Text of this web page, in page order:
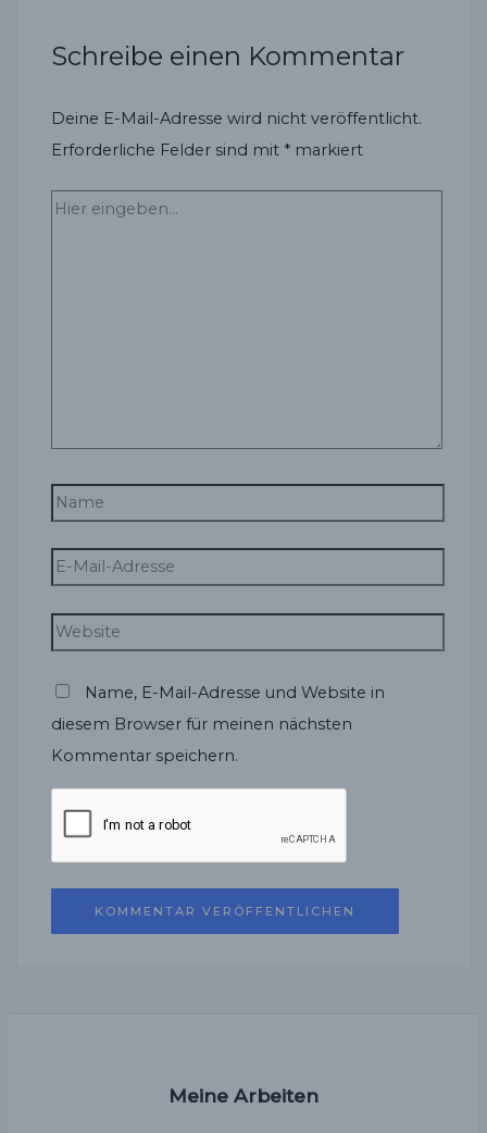
Schreibe einen Kommentar
Deine E-Mail-Adresse wird nicht veröffentlicht.
Erforderliche Felder sind mit * markiert
Hier
Name
E-
Adresse
Website
Name, E-Mail-Adresse und Website in
diesem Browser für meinen nächsten
Kommentar speichern.
Meine Arbeiten